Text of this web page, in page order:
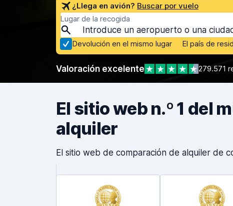
¿Llega en avión? Buscar por vuelo
Lugar de la recogida
Devolución en el mismo lugar El país de
Valoración excelente 279.571
El sitio web n.º 1 del
alquiler
El sitio web de comparación de alquiler de